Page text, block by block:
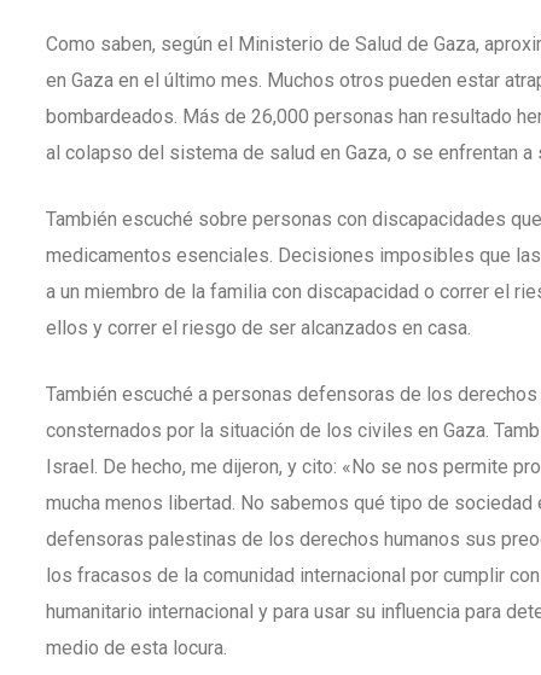
Como saben, según el Ministerio de Salud de Gaza,
en Gaza en el último mes. Muchos otros pueden estar
bombardeados. Más de 26,000 personas han resultado
al colapso del sistema de salud en Gaza, o se enfrentan
También escuché sobre personas con discapacidades
medicamentos esenciales. Decisiones imposibles que
a un miembro de la familia con discapacidad o correr el
ellos y correr el riesgo de ser alcanzados en casa.
También escuché a personas defensoras de los
consternados por la situación de los civiles en Gaza.
Israel. De hecho, me dijeron, y cito: «No se nos permite
mucha menos libertad. No sabemos qué tipo de
defensoras palestinas de los derechos humanos sus
los fracasos de la comunidad internacional por cumplir
humanitario internacional y para usar su influencia para
medio de esta locura.